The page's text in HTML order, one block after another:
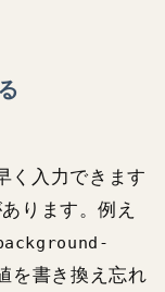
く入力できます
ります。例え
を書き換え忘れ